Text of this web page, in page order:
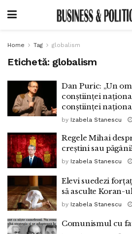
Home Tag globalism
Etichetă: globalism
Dan Puric: „Un
conștiinței
conștiinței
by Izabela Stanescu
Regele Mihai
creștini sau
by Izabela Stanescu
Elevi suedezi
să asculte Koran-ul
by Izabela Stanescu
Comunismul cu